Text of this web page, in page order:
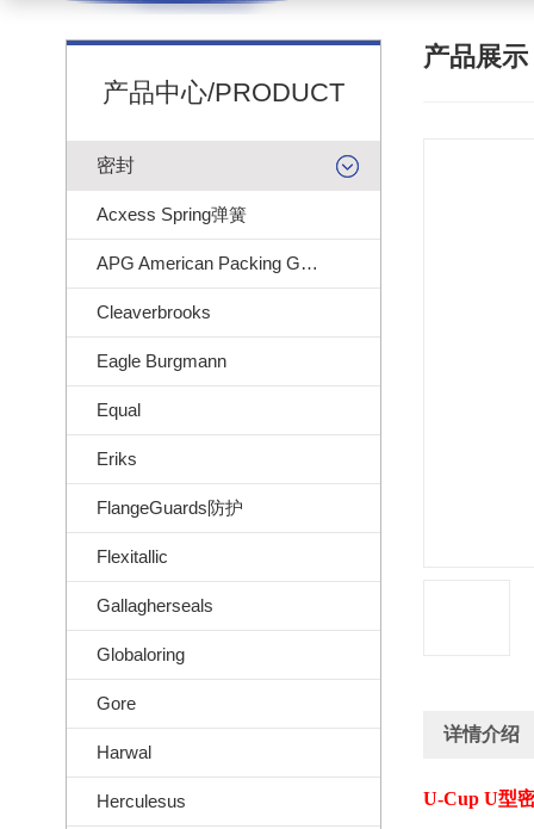
产品中心/PRODUCT
密封
Acxess Spring弹簧
APG American Packing Gasket
Cleaverbrooks
Eagle Burgmann
Equal
Eriks
FlangeGuards防护
Flexitallic
Gallagherseals
Globaloring
Gore
Harwal
Herculesus
产品展示
详情介绍
U-Cup U型